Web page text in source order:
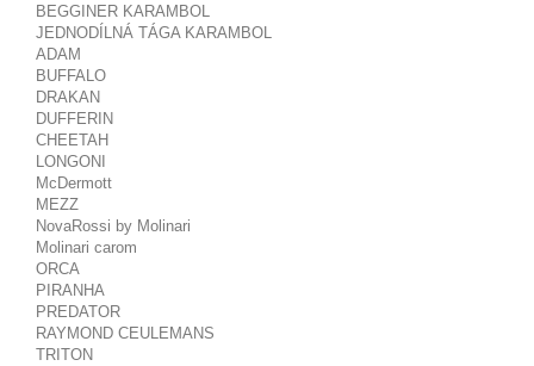
BEGGINER KARAMBOL
JEDNODÍLNÁ TÁGA KARAMBOL
ADAM
BUFFALO
DRAKAN
DUFFERIN
CHEETAH
LONGONI
McDermott
MEZZ
NovaRossi by Molinari
Molinari carom
ORCA
PIRANHA
PREDATOR
RAYMOND CEULEMANS
TRITON